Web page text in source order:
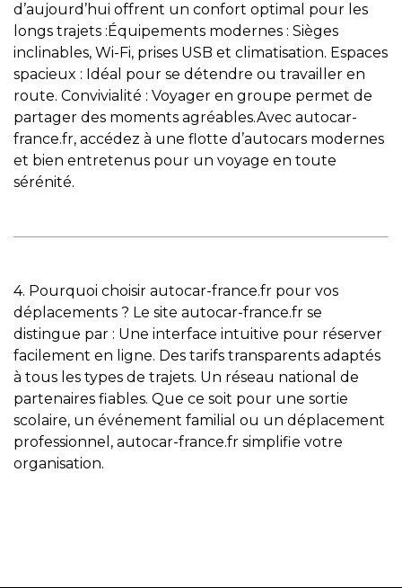
d’aujourd’hui offrent un confort optimal pour les
longs trajets :Équipements modernes : Sièges
inclinables, Wi-Fi, prises USB et climatisation. Espaces
spacieux : Idéal pour se détendre ou travailler en
route. Convivialité : Voyager en groupe permet de
partager des moments agréables.Avec autocar-
france.fr, accédez à une flotte d’autocars modernes
et bien entretenus pour un voyage en toute
sérénité.
4. Pourquoi choisir autocar-france.fr pour vos
déplacements ? Le site autocar-france.fr se
distingue par : Une interface intuitive pour réserver
facilement en ligne. Des tarifs transparents adaptés
à tous les types de trajets. Un réseau national de
partenaires fiables. Que ce soit pour une sortie
scolaire, un événement familial ou un déplacement
professionnel, autocar-france.fr simplifie votre
organisation.